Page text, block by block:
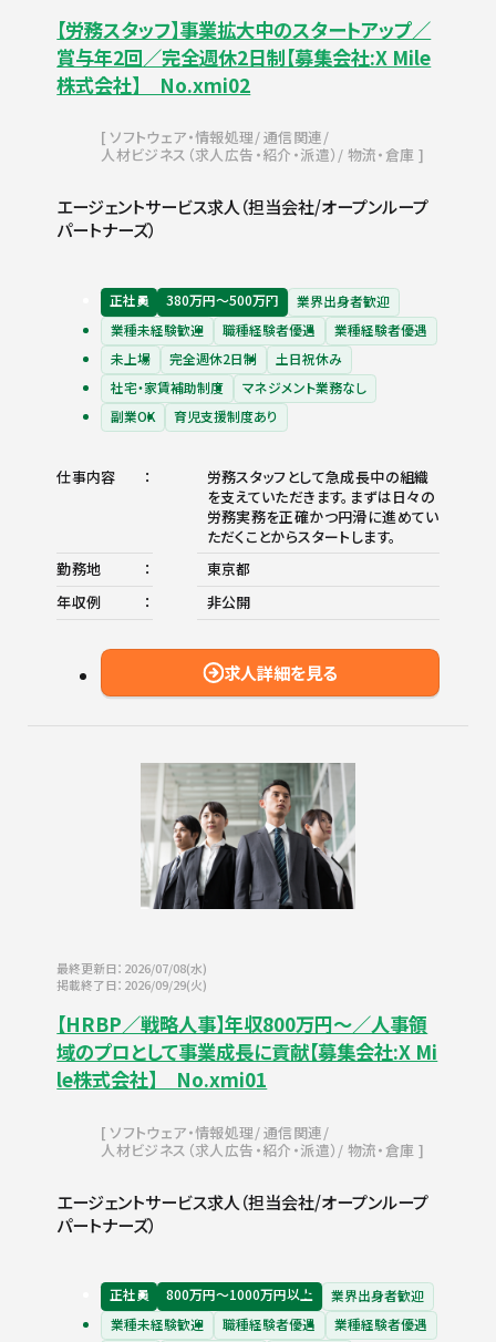
【労務スタッフ】事業拡大中のスタートアップ／
賞与年2回／完全週休2日制【募集会社:X Mile
株式会社】 No.xmi02
ソフトウェア・情報処理 通信関連
人材ビジネス（求人広告・紹介・派遣）
物流・倉庫
エージェントサービス求人（担当会社/オープンループ
パートナーズ）
正社員 380万円〜500万円
業界出身者歓迎
業種未経験歓迎
職種経験者優遇
業種経験者優遇
未上場
完全週休2日制
土日祝休み
社宅・家賃補助制度
マネジメント業務なし
副業OK
育児支援制度あり
仕事内容
労務スタッフとして急成長中の組織
を支えていただきます。まずは日々の
労務実務を正確かつ円滑に進めてい
ただくことからスタートします。
勤務地
東京都
年収例
非公開
求人詳細を見る
最終更新日：2026/07/08(水)
掲載終了日：2026/09/29(火)
【HRBP／戦略人事】年収800万円～／人事領
域のプロとして事業成長に貢献【募集会社:X Mi
le株式会社】 No.xmi01
ソフトウェア・情報処理 通信関連
人材ビジネス（求人広告・紹介・派遣）
物流・倉庫
エージェントサービス求人（担当会社/オープンループ
パートナーズ）
正社員 800万円〜1000万円以上
業界出身者歓迎
業種未経験歓迎
職種経験者優遇 業種経験者優遇